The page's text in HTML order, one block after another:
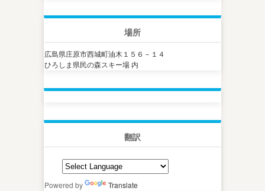
場所
広島県庄原市西城町油木１５６－１４
ひろしま県民の森スキー場 内
翻訳
Powered by Translate